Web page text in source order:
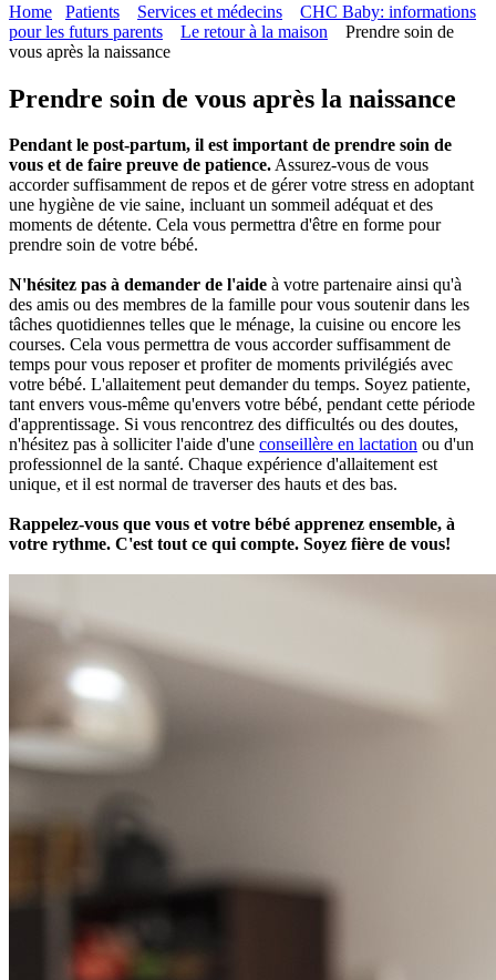
Home Patients Services et médecins
CHC Baby: informations
pour les futurs parents
Le retour à la maison
Prendre soin de
vous après la naissance
Prendre soin de vous après la naissance
Pendant le post-partum, il est important de prendre soin de
vous et de faire preuve de patience.Assurez-vous de vous
accorder suffisamment de repos et de gérer votre stress en adoptant
une hygiène de vie saine, incluant un sommeil adéquat et des
moments de détente. Cela vous permettra d'être en forme pour
prendre soin de votre bébé.
N'hésitez pas à demander de l'aide à votre partenaire ainsi qu'à
des amis ou des membres de la famille pour vous soutenir dans les
tâches quotidiennes telles que le ménage, la cuisine ou encore les
courses. Cela vous permettra de vous accorder suffisamment de
temps pour vous reposer et profiter de moments privilégiés avec
votre bébé. L'allaitement peut demander du temps. Soyez patiente,
tant envers vous-même qu'envers votre bébé, pendant cette période
d'apprentissage. Si vous rencontrez des difficultés ou des doutes,
n'hésitez pas à solliciter l'aide d'une conseillère en lactation ou d'un
professionnel de la santé. Chaque expérience d'allaitement est
unique, et il est normal de traverser des hauts et des bas.
Rappelez-vous que vous et votre bébé apprenez ensemble, à
votre rythme. C'est tout ce qui compte. Soyez fière de vous!